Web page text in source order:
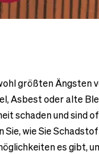
größten Ängsten
Asbest oder alte
schaden und sind
Sie, wie Sie
es gibt,